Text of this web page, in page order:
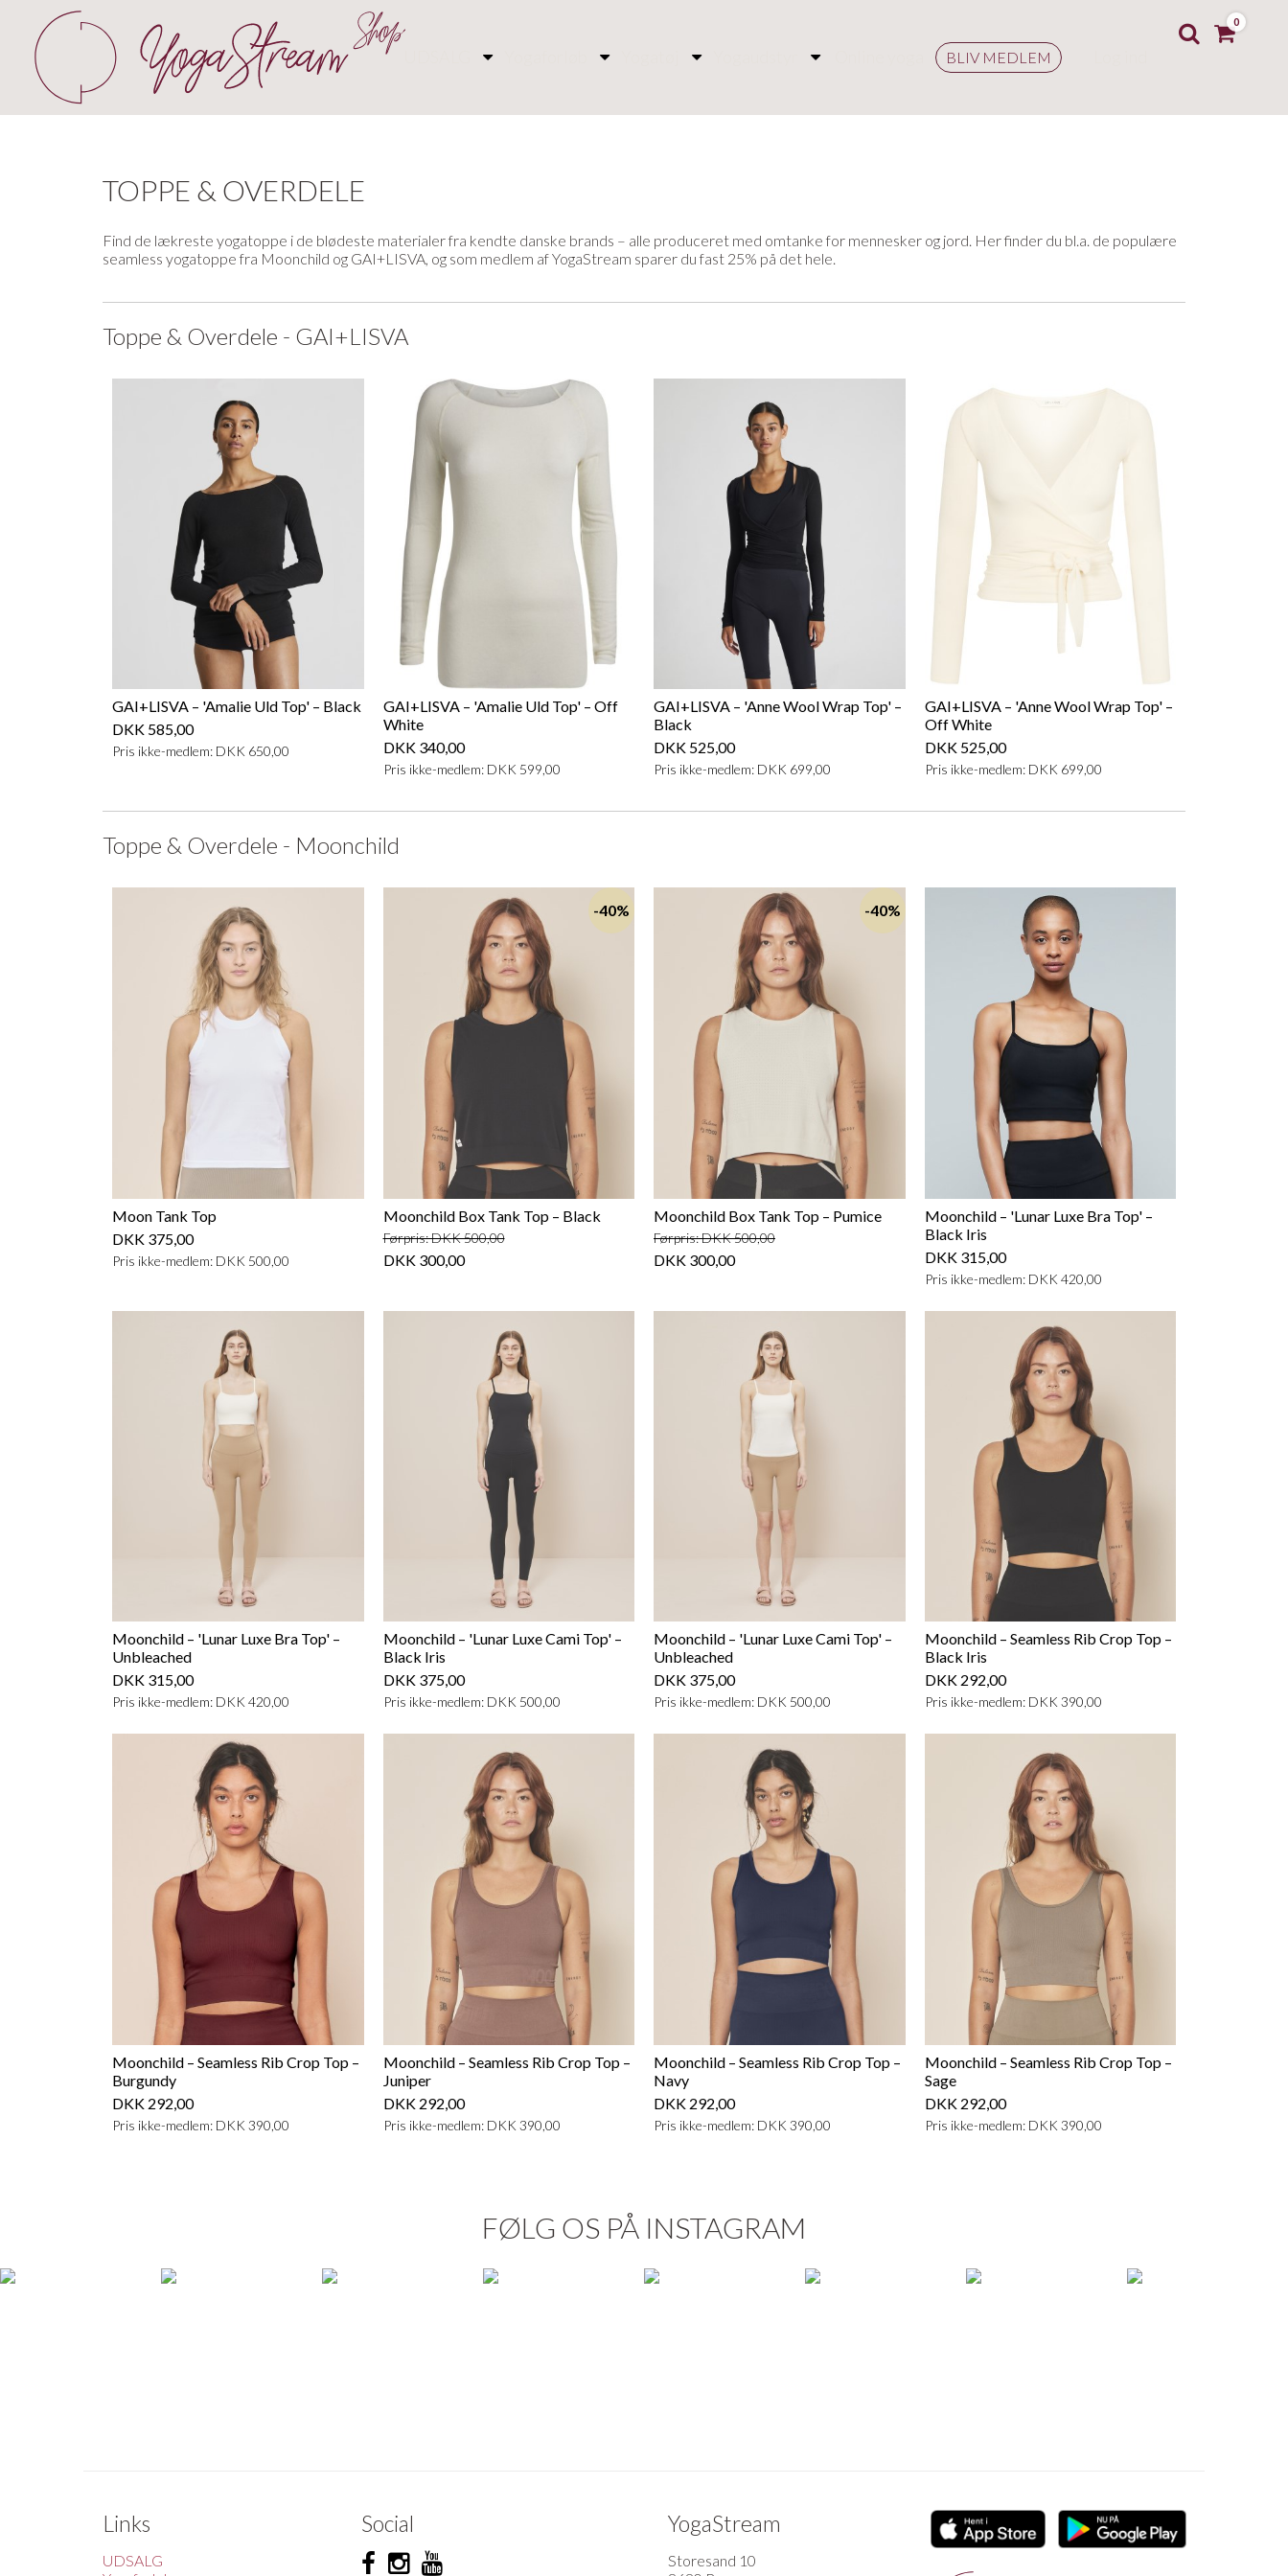
BLIV MEDLEM
0
TOPPE & OVERDELE
Find de lækreste yogatoppe i de blødeste materialer fra kendte danske brands – alle produceret med omtanke for mennesker og jord. Her finder du bl.a. de populære
seamless yogatoppe fra Moonchild og GAI+LISVA, og som medlem af YogaStream sparer du fast 25% på det hele.
Toppe & Overdele - GAI+LISVA
GAI+LISVA – 'Amalie Uld Top' – Black
DKK 585,00
Pris ikke-medlem: DKK 650,00
GAI+LISVA – 'Amalie Uld Top' – Off
White
DKK 340,00
Pris ikke-medlem: DKK 599,00
GAI+LISVA – 'Anne Wool Wrap Top' –
Black
DKK 525,00
Pris ikke-medlem: DKK 699,00
GAI+LISVA – 'Anne Wool Wrap Top' –
Off White
DKK 525,00
Pris ikke-medlem: DKK 699,00
Toppe & Overdele - Moonchild
Moon Tank Top
DKK 375,00
Pris ikke-medlem: DKK 500,00
-40%
Moonchild Box Tank Top – Black
Førpris: DKK 500,00
DKK 300,00
-40%
Moonchild Box Tank Top – Pumice
Førpris: DKK 500,00
DKK 300,00
Moonchild – 'Lunar Luxe Bra Top' –
Black Iris
DKK 315,00
Pris ikke-medlem: DKK 420,00
Moonchild – 'Lunar Luxe Bra Top' –
Unbleached
DKK 315,00
Pris ikke-medlem: DKK 420,00
Moonchild – 'Lunar Luxe Cami Top' –
Black Iris
DKK 375,00
Pris ikke-medlem: DKK 500,00
Moonchild – 'Lunar Luxe Cami Top' –
Unbleached
DKK 375,00
Pris ikke-medlem: DKK 500,00
Moonchild – Seamless Rib Crop Top –
Black Iris
DKK 292,00
Pris ikke-medlem: DKK 390,00
Moonchild – Seamless Rib Crop Top –
Burgundy
DKK 292,00
Pris ikke-medlem: DKK 390,00
Moonchild – Seamless Rib Crop Top –
Juniper
DKK 292,00
Pris ikke-medlem: DKK 390,00
Moonchild – Seamless Rib Crop Top –
Navy
DKK 292,00
Pris ikke-medlem: DKK 390,00
Moonchild – Seamless Rib Crop Top –
Sage
DKK 292,00
Pris ikke-medlem: DKK 390,00
FØLG OS PÅ INSTAGRAM
Links
UDSALG
Social YogaStream
Storesand 10